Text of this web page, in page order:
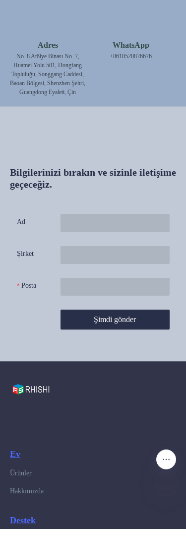
Adres
No. 8 Atölye Binası No. 7,
Huamei Yolu 501, Dongfang
Topluluğu, Songgang Caddesi,
Baoan Bölgesi, Shenzhen Şehri,
Guangdong Eyaleti, Çin
WhatsApp
+8618520876676
Bilgilerinizi bırakın ve sizinle iletişime
geçeceğiz.
Ad
Şirket
Posta
Şimdi gönder
Ev
Ürünler
Hakkımızda
Destek